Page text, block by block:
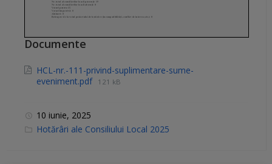
Documente
HCL-nr.-111-privind-suplimentare-sume-
eveniment.pdf 121 kB
10 iunie, 2025
C
Hotărâri ale Consiliului Local 2025